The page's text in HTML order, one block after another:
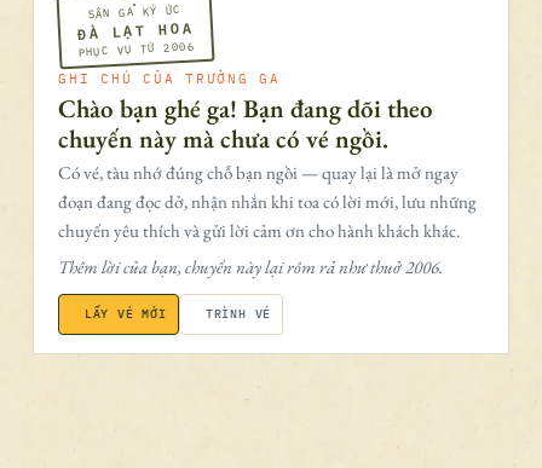
SÂN GA KÝ ỨC
ĐÀ LẠT HOA
PHỤC VỤ TỪ 2006
GHI CHÚ CỦA TRƯỞNG GA
Chào bạn ghé ga! Bạn đang dõi theo
chuyến này mà chưa có vé ngồi.
Có vé, tàu nhớ đúng chỗ bạn ngồi — quay lại là mở ngay
đoạn đang đọc dở, nhận nhắn khi toa có lời mới, lưu những
chuyến yêu thích và gửi lời cảm ơn cho hành khách khác.
Thêm lời của bạn, chuyến này lại rôm rả như thuở 2006.
LẤY VÉ MỚI TRÌNH VÉ